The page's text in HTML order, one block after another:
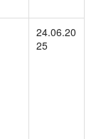
24.06.20
25